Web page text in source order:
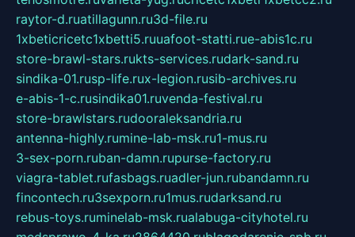
raytor-d.ruatillagunn.ru3d-file.ru
1xbeticricetc1xbetti5.ruuafoot-statti.rue-abis1c.ru
store-brawl-stars.rukts-services.rudark-sand.ru
sindika-01.rusp-life.rux-legion.rusib-archives.ru
e-abis-1-c.rusindika01.ruvenda-festival.ru
store-brawlstars.rudooraleksandria.ru
antenna-highly.rumine-lab-msk.ru1-mus.ru
3-sex-porn.ruban-damn.rupurse-factory.ru
viagra-tablet.rufasbags.ruadler-jun.rubandamn.ru
fincontech.ru3sexporn.ru1mus.rudarksand.ru
rebus-toys.ruminelab-msk.rualabuga-cityhotel.ru